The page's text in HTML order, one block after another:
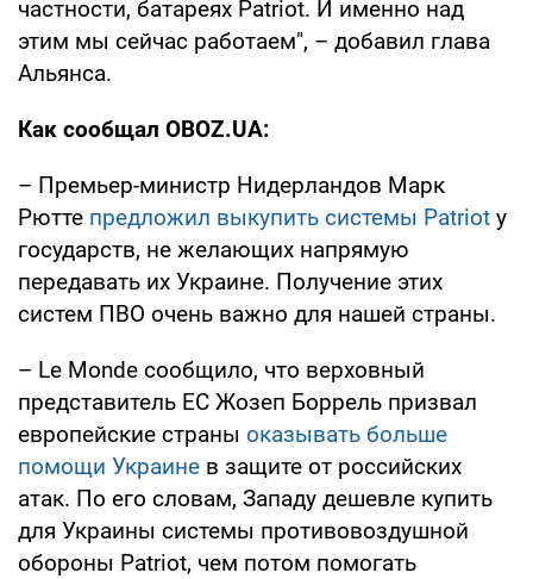
частности, батареях Patriot. И именно над
этим мы сейчас работаем", – добавил глава
Альянса.
Как сообщал OBOZ.UA:
– Премьер-министр Нидерландов Марк
Рютте предложил выкупить системы Patriot у
государств, не желающих напрямую
передавать их Украине. Получение этих
систем ПВО очень важно для нашей страны.
– Le Monde сообщило, что верховный
представитель ЕС Жозеп Боррель призвал
европейские страны оказывать больше
помощи Украине в защите от российских
атак. По его словам, Западу дешевле купить
для Украины системы противовоздушной
обороны Patriot, чем потом помогать